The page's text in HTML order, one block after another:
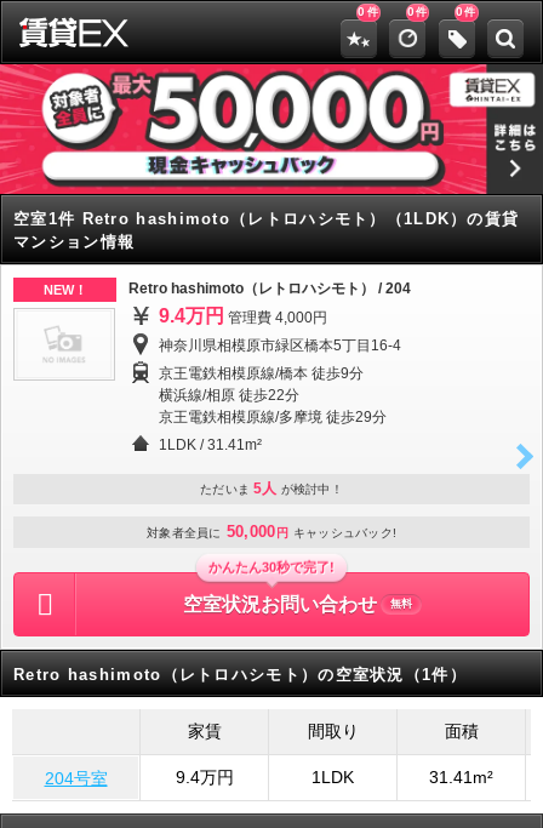
0 件 0件 0件
空室1件 Retro hashimoto（レトロハシモト）（1LDK）の賃貸
マンション情報
NEW！ Retro hashimoto（レトロハシモト） / 204
9.4万円 管理費 4,000円
神奈川県相模原市緑区橋本5丁目16-4
京王電鉄相模原線/橋本 徒歩9分
横浜線/相原 徒歩22分
京王電鉄相模原線/多摩境 徒歩29分
1LDK /31.41m²
ただいま 5人 が検討中！
対象者全員に 50,000 円 キャッシュバック!
かんたん30秒で完了!
空室状況お問い合わせ 無料
Retro hashimoto（レトロハシモト）の空室状況（1件）
家賃 間取り 面積
204号室 9.4万円 1LDK 31.41m²